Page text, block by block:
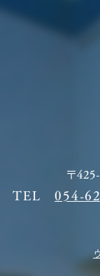
森町
〒
TEL054-